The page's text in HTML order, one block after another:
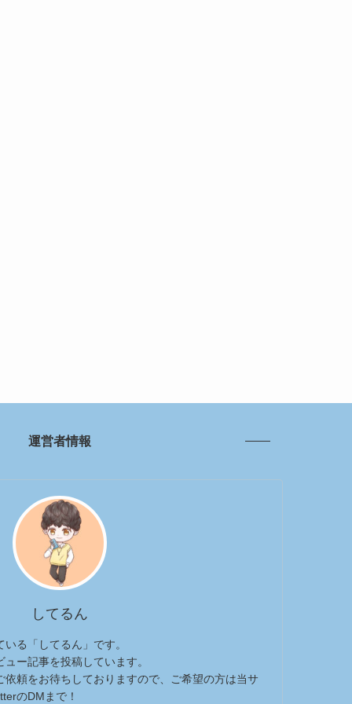
運営者情報
してるん
いる「してるん」です。
ー記事を投稿しています。
頼をお待ちしておりますので、ご希望の方は当サ
のDMまで！